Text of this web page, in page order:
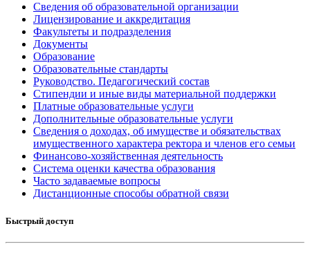
Сведения об образовательной организации
Лицензирование и аккредитация
Факультеты и подразделения
Документы
Образование
Образовательные стандарты
Руководство. Педагогический состав
Стипендии и иные виды материальной поддержки
Платные образовательные услуги
Дополнительные образовательные услуги
Сведения о доходах, об имуществе и обязательствах
имущественного характера ректора и членов его семьи
Финансово-хозяйственная деятельность
Система оценки качества образования
Часто задаваемые вопросы
Дистанционные способы обратной связи
Быстрый доступ